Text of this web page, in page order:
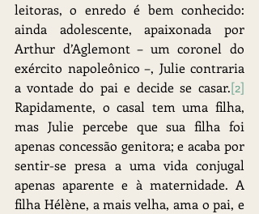
leitoras, o enredo é bem conhecido:
ainda adolescente, apaixonada por
Arthur d’Aglemont – um coronel do
exército napoleônico –, Julie contraria
a vontade do pai e decide se casar.[2]
Rapidamente, o casal tem uma filha,
mas Julie percebe que sua filha foi
apenas concessão genitora; e acaba por
sentir-se presa a uma vida conjugal
apenas aparente e à maternidade. A
filha Hélène, a mais velha, ama o pai, e